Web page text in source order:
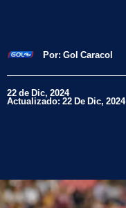
Por: Gol Caracol
22 de Dic, 2024
Actualizado: 22 De Dic, 2024